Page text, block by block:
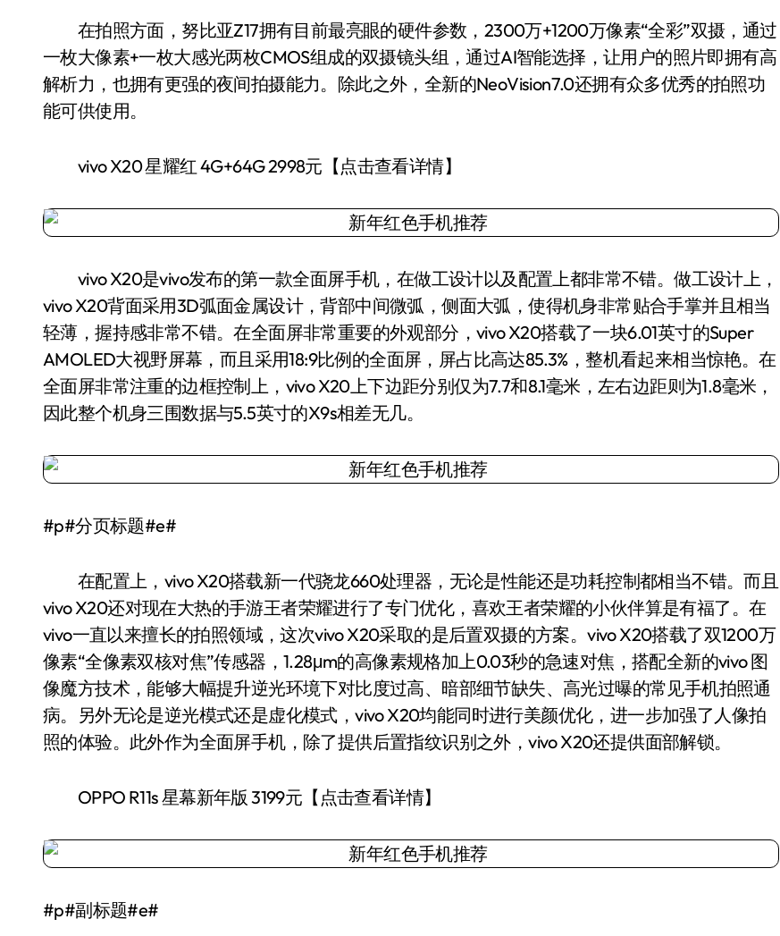
在拍照方面，努比亚Z17拥有目前最亮眼的硬件参数，2300万+1200万像素“全彩”双摄，通过
一枚大像素+一枚大感光两枚CMOS组成的双摄镜头组，通过AI智能选择，让用户的照片即拥有高
解析力，也拥有更强的夜间拍摄能力。除此之外，全新的NeoVision7.0还拥有众多优秀的拍照功
能可供使用。
vivo X20 星耀红 4G+64G 2998元【点击查看详情】
vivo X20是vivo发布的第一款全面屏手机，在做工设计以及配置上都非常不错。做工设计上，
vivo X20背面采用3D弧面金属设计，背部中间微弧，侧面大弧，使得机身非常贴合手掌并且相当
轻薄，握持感非常不错。在全面屏非常重要的外观部分，vivo X20搭载了一块6.01英寸的Super
AMOLED大视野屏幕，而且采用18:9比例的全面屏，屏占比高达85.3%，整机看起来相当惊艳。在
全面屏非常注重的边框控制上，vivo X20上下边距分别仅为7.7和8.1毫米，左右边距则为1.8毫米，
因此整个机身三围数据与5.5英寸的X9s相差无几。
#p#分页标题#e#
在配置上，vivo X20搭载新一代骁龙660处理器，无论是性能还是功耗控制都相当不错。而且
vivo X20还对现在大热的手游王者荣耀进行了专门优化，喜欢王者荣耀的小伙伴算是有福了。在
vivo一直以来擅长的拍照领域，这次vivo X20采取的是后置双摄的方案。vivo X20搭载了双1200万
像素“全像素双核对焦”传感器，1.28μm的高像素规格加上0.03秒的急速对焦，搭配全新的vivo 图
像魔方技术，能够大幅提升逆光环境下对比度过高、暗部细节缺失、高光过曝的常见手机拍照通
病。另外无论是逆光模式还是虚化模式，vivo X20均能同时进行美颜优化，进一步加强了人像拍
照的体验。此外作为全面屏手机，除了提供后置指纹识别之外，vivo X20还提供面部解锁。
OPPO R11s 星幕新年版 3199元【点击查看详情】
#p#副标题#e#